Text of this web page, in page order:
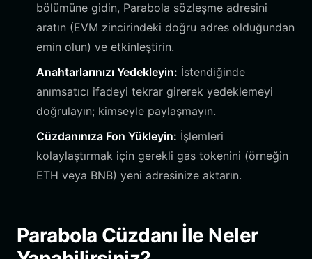
bölümüne gidin, Parabola sözleşme adresini
aratın (EVM zincirindeki doğru adres olduğundan
emin olun) ve etkinleştirin.
Anahtarlarınızı Yedekleyin: İstendiğinde
anımsatıcı ifadeyi tekrar girerek yedeklemeyi
doğrulayın; kimseyle paylaşmayın.
Cüzdanınıza Fon Yükleyin: İşlemleri
kolaylaştırmak için gerekli gas tokenini (örneğin
ETH veya BNB) yeni adresinize aktarın.
Parabola Cüzdanı İle Neler